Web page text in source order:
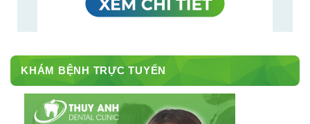
KHÁM BỆNH TRỰC TUYẾN